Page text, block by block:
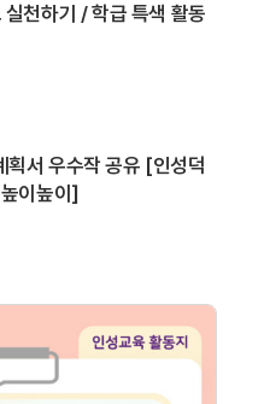
천하기 / 학급 특색 활동
서 우수작 공유 [인성덕
이높이]